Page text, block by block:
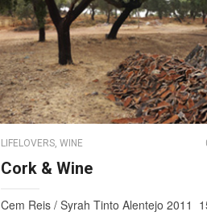
LIFELOVERS, WINE
Cork & Wine
Cem Reis / Syrah Tinto Alentejo 2011